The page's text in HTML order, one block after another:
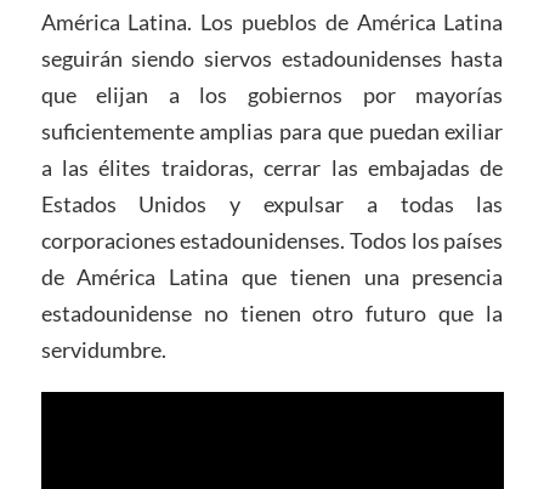
América Latina. Los pueblos de América Latina
seguirán siendo siervos estadounidenses hasta
que elijan a los gobiernos por mayorías
suficientemente amplias para que puedan exiliar
a las élites traidoras, cerrar las embajadas de
Estados Unidos y expulsar a todas las
corporaciones estadounidenses. Todos los países
de América Latina que tienen una presencia
estadounidense no tienen otro futuro que la
servidumbre.